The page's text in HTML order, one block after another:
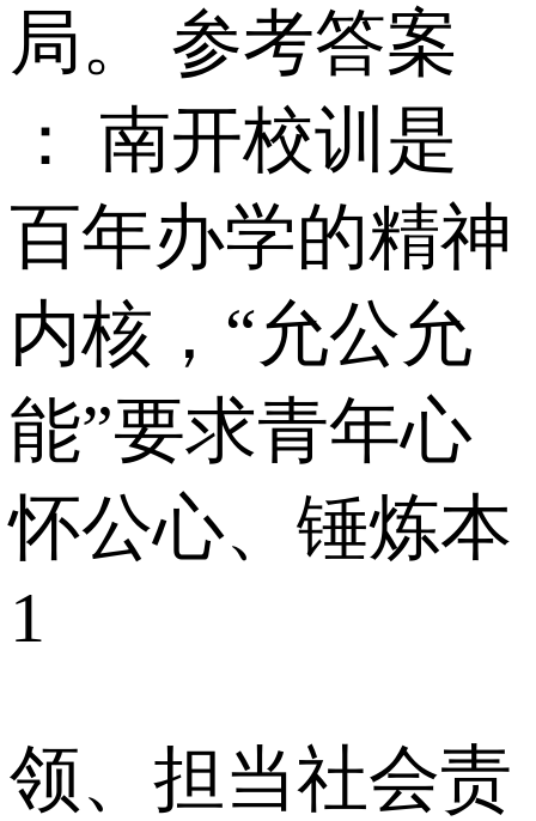
局。 参考答案
： 南开校训是
百年办学的精神
内核，“允公允
能”要求青年心
怀公心、锤炼本
1
领、担当社会责